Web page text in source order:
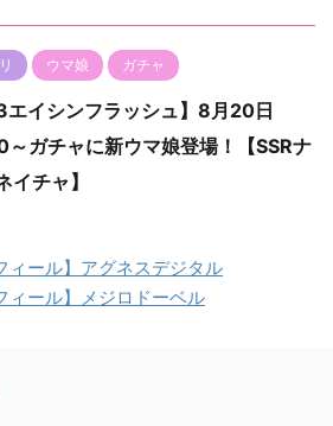
ウマ娘 ガチャ
エイシンフラッシュ】8月20日
ガチャに新ウマ娘登場！【SSRナ
イチャ】
ィール】アグネスデジタル
ィール】メジロドーベル